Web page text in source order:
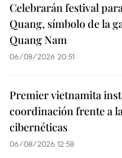
Celebrarán festival
Quang, símbolo de la
Quang Nam
06/08/2026 20:51
Premier vietnamita
coordinación frente a
cibernéticas
06/08/2026 12:58